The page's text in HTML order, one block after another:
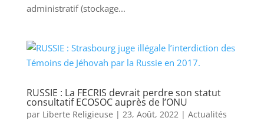
administratif (stockage...
RUSSIE : La FECRIS devrait perdre son statut
consultatif ECOSOC auprès de l’ONU
par Liberte Religieuse | 23, Août, 2022 | Actualités